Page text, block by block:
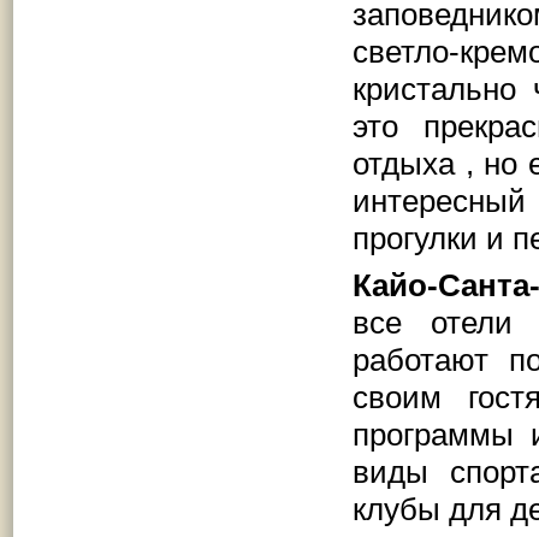
светло-
кристально
это
отдыха , но
прогулки и
Кайо-
все
работают
своим
программы
виды
клубы для